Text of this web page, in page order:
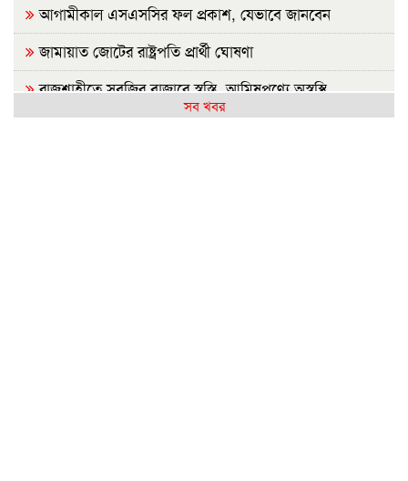
আগামীকাল এসএসসির ফল প্রকাশ, যেভাবে জানবেন
জামায়াত জোটের রাষ্ট্রপতি প্রার্থী ঘোষণা
রাজশাহীতে সবজির বাজারে স্বস্তি, আমিষপণ্যে অস্বস্থি
রাষ্ট্রপতি নির্বাচন: জামায়াতের প্রার্থী হিসেবে আলোচনায় যারা
সব খবর